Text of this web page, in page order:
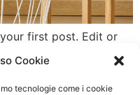
Cookie
tecnologie come i cookie
first post. Edit or